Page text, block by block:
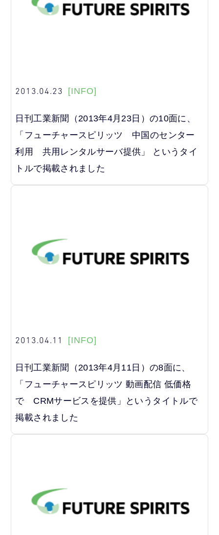
2013.04.23 [INFO]
日刊工業新聞（2013年4月23日）の10面に、
「フューチャースピリッツ 中国のセンター
利用 共用レンタルサーバ提供」 というタイ
トルで掲載されました
2013.04.11 [INFO]
日刊工業新聞（2013年4月11日）の8面に、
「フューチャースピリッツ 動画配信 低価格
で CRMサービスを提供」というタイトルで
掲載されました